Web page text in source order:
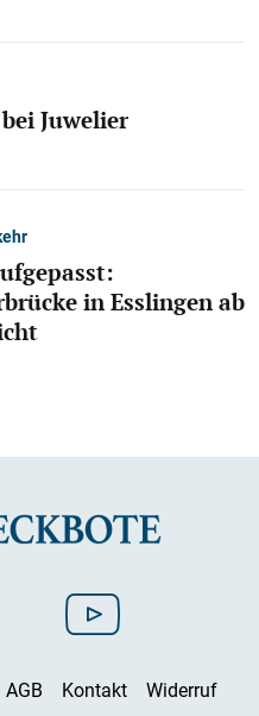
Juwelier
in Esslingen ab
AGB Kontakt
Widerruf